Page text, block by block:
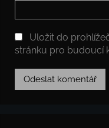
Uložit do
stránku pro budoucí